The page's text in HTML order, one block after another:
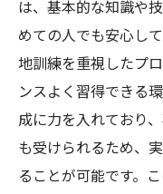
鉄筋工未経験
未経験者が
略
三郷市での
長期的なキ
未経験者が
は、基本的な知識や
めての人でも安心し
地訓練を重視したプ
ンスよく習得できる
成に力を入れており
も受けられるため、
ることが可能です。